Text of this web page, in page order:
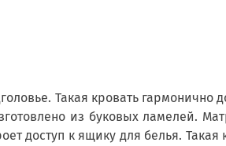
Такая кровать гармонично
из буковых ламелей.
доступ к ящику для белья. Такая